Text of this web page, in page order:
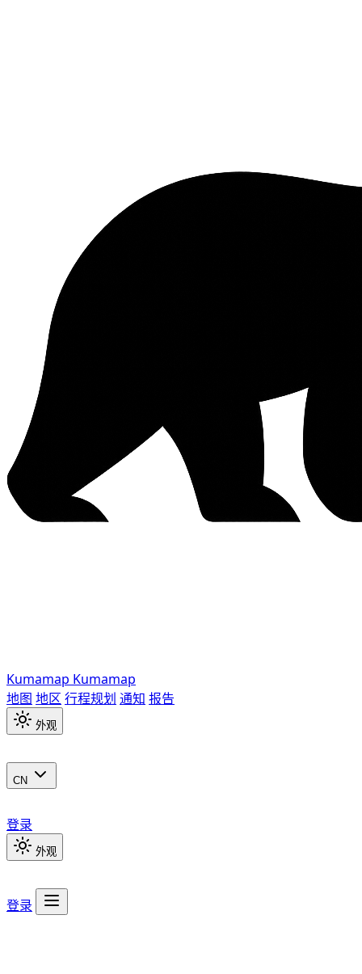
Kumamap Kumamap
地图 地区 行程规划 通知 报告
外观
CN
登录
外观
登录